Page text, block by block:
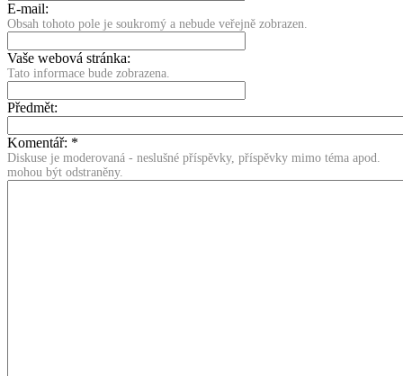
E-mail:
Obsah tohoto pole je soukromý a nebude veřejně zobrazen.
Vaše webová stránka:
Tato informace bude zobrazena.
Předmět:
Komentář: *
Diskuse je moderovaná - neslušné příspěvky, příspěvky mimo téma apod.
mohou být odstraněny.